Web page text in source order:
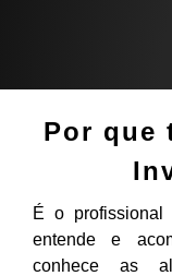
Por que
É o profissional
entende e
conhece as